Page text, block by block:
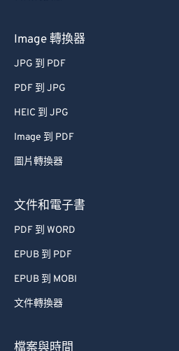
Image 轉換器
JPG 到 PDF
PDF 到 JPG
HEIC 到 JPG
Image 到 PDF
圖片轉換器
文件和電子書
PDF 到 WORD
EPUB 到 PDF
EPUB 到 MOBI
文件轉換器